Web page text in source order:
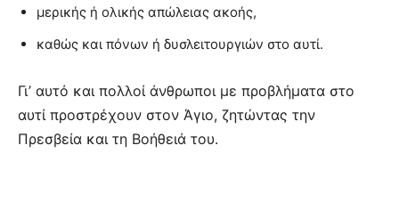
μερικής ή ολικής απώλειας ακοής,
καθώς και πόνων ή δυσλειτουργιών στο αυτί.
Γι’ αυτό και πολλοί άνθρωποι με προβλήματα στο
αυτί προστρέχουν στον Άγιο, ζητώντας την
Πρεσβεία και τη Βοήθειά του.